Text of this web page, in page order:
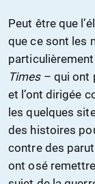
Peut être que
que ce sont les
Times– qui ont
et l’ont dirigée
les quelques
des histoires
contre des
ont osé